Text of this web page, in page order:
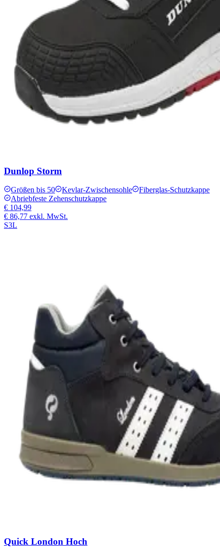
Dunlop Storm
Größen bis 50 Kevlar-Zwischensohle
Fiberglas-Schutzkappe
Abriebfeste Zehenschutzkappe
€ 104,99
€ 86,77 exkl. MwSt.
S3L
Quick London Hoch